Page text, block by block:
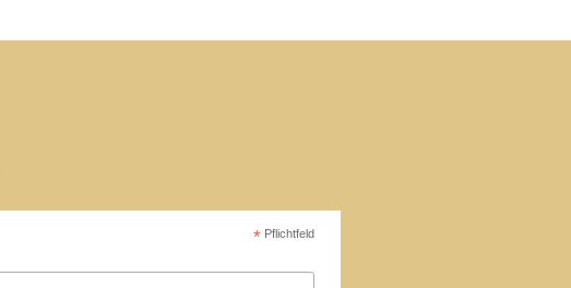
* Pflichtfeld